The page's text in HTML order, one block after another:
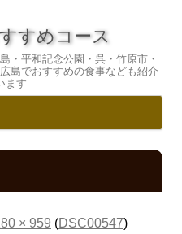
すめコース
・平和記念公園・呉・竹原市・
島でおすすめの食事なども紹介
ます
ン
へ
キ
ッ × 959 (DSC00547)